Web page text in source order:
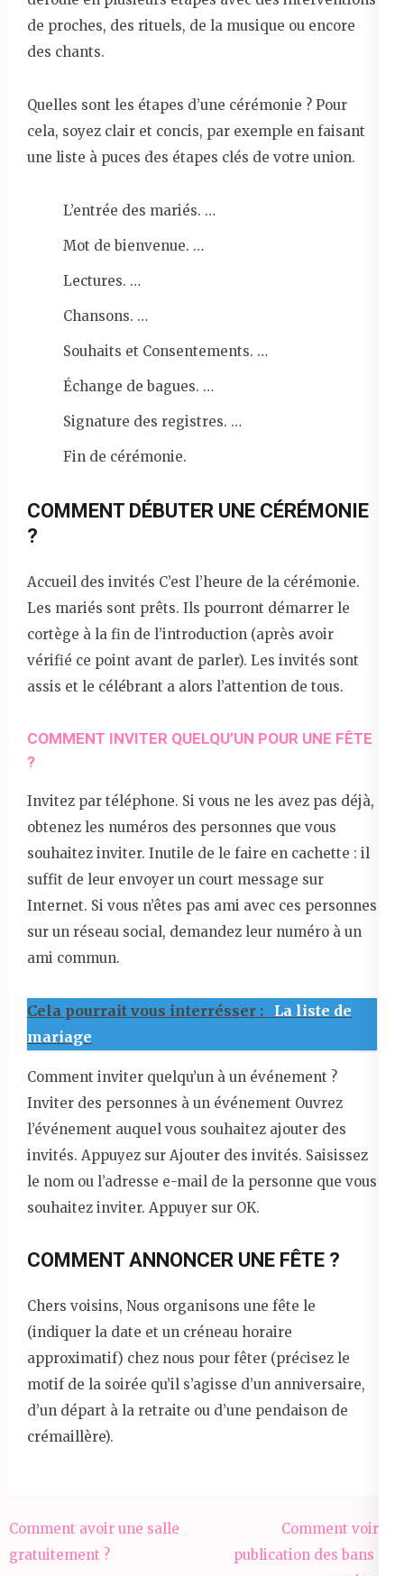
de proches, des rituels, de la musique ou encore
des chants.
Quelles sont les étapes d’une cérémonie ? Pour
cela, soyez clair et concis, par exemple en faisant
une liste à puces des étapes clés de votre union.
L’entrée des mariés. …
Mot de bienvenue. …
Lectures. …
Chansons. …
Souhaits et Consentements. …
Échange de bagues. …
Signature des registres. …
Fin de cérémonie.
COMMENT DÉBUTER UNE CÉRÉMONIE
?
Accueil des invités C’est l’heure de la cérémonie.
Les mariés sont prêts. Ils pourront démarrer le
cortège à la fin de l’introduction (après avoir
vérifié ce point avant de parler). Les invités sont
assis et le célébrant a alors l’attention de tous.
COMMENT INVITER QUELQU’UN POUR UNE FÊTE
?
Invitez par téléphone. Si vous ne les avez pas déjà,
obtenez les numéros des personnes que vous
souhaitez inviter. Inutile de le faire en cachette : il
suffit de leur envoyer un court message sur
Internet. Si vous n’êtes pas ami avec ces personnes
sur un réseau social, demandez leur numéro à un
ami commun.
Cela pourrait vous interrésser :
La liste de
mariage
Comment inviter quelqu’un à un événement ?
Inviter des personnes à un événement Ouvrez
l’événement auquel vous souhaitez ajouter des
invités. Appuyez sur Ajouter des invités. Saisissez
le nom ou l’adresse e-mail de la personne que vous
souhaitez inviter. Appuyer sur OK.
COMMENT ANNONCER UNE FÊTE ?
Chers voisins, Nous organisons une fête le
(indiquer la date et un créneau horaire
approximatif) chez nous pour fêter (précisez le
motif de la soirée qu’il s’agisse d’un anniversaire,
d’un départ à la retraite ou d’une pendaison de
crémaillère).
Navigation
de
Comment avoir une salle
gratuitement ?
Comment voir la
publication des bans de